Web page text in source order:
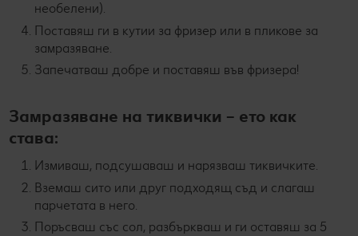
необелени).
Поставяш ги в кутии за фризер или в пликове за
замразяване.
Запечатваш добре и поставяш във фризера!
Замразяване на тиквички – ето как
става:
Измиваш, подсушаваш и нарязваш тиквичките.
Вземаш сито или друг подходящ съд и слагаш
парчетата в него.
Поръсваш със сол, разбъркваш и ги оставяш за 5